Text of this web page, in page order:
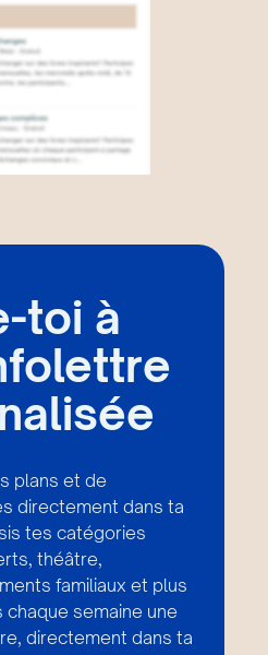
toi à
plans et de
directement dans ta
tes catégories
théâtre,
familiaux et plus
semaine une
directement dans ta